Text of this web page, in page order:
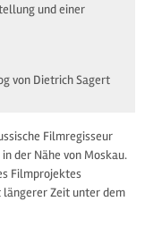
und einer
von Dietrich Sagert
Filmregisseur
der Nähe von Moskau.
Filmprojektes
Zeit unter dem